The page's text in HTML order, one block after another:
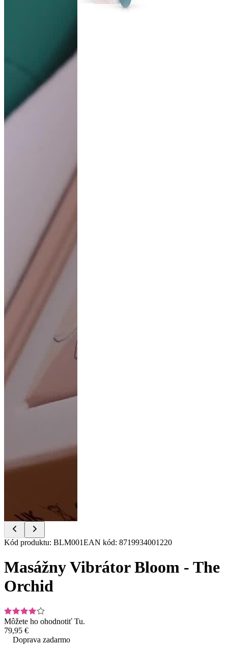
Item
of
16
Kód produktu: BLM001EAN kód: 8719934001220
Masážny Vibrátor Bloom - The
Orchid
Môžete ho ohodnotiť Tu.
79,95 €
Doprava zadarmo